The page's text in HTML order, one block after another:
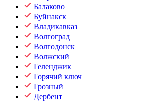
Балаково
Буйнакск
Владикавказ
Волгоград
Волгодонск
Волжский
Геленджик
Горячий ключ
Грозный
Дербент